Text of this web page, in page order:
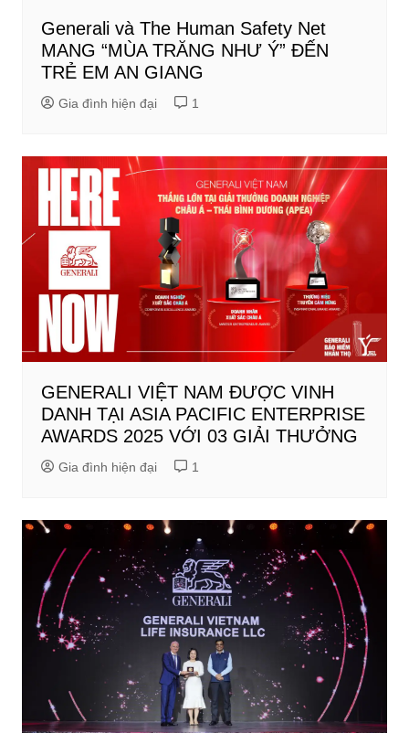
Generali và The Human Safety Net
MANG “MÙA TRĂNG NHƯ Ý” ĐẾN
TRẺ EM AN GIANG
Gia đình hiện đại 1
GENERALI VIỆT NAM ĐƯỢC VINH
DANH TẠI ASIA PACIFIC ENTERPRISE
AWARDS 2025 VỚI 03 GIẢI THƯỞNG
Gia đình hiện đại 1